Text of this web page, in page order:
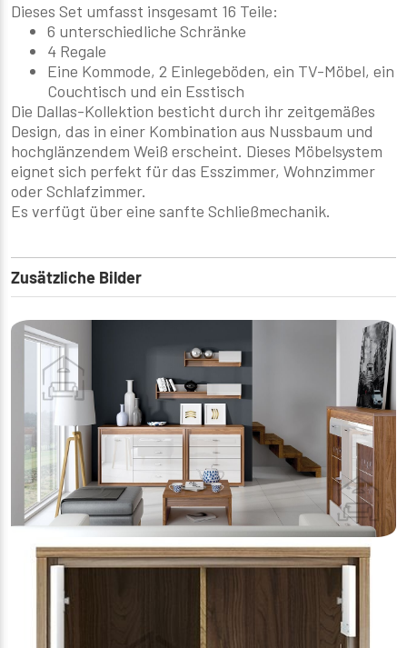
Dieses Set umfasst insgesamt 16 Teile:
6 unterschiedliche Schränke
4 Regale
Eine Kommode, 2 Einlegeböden, ein TV-Möbel, ein
Couchtisch und ein Esstisch
Die Dallas-Kollektion besticht durch ihr zeitgemäßes
Design, das in einer Kombination aus Nussbaum und
hochglänzendem Weiß erscheint. Dieses Möbelsystem
eignet sich perfekt für das Esszimmer, Wohnzimmer
oder Schlafzimmer.
Es verfügt über eine sanfte Schließmechanik.
Zusätzliche Bilder